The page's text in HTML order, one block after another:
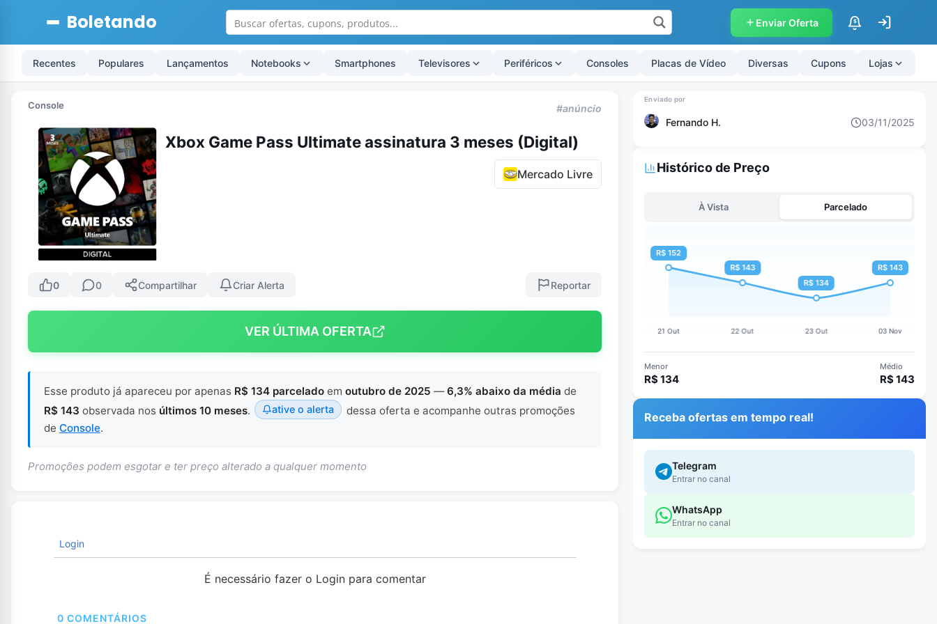
Boletando Enviar Oferta $
Recentes Populares Lançamentos Notebooks Smartphones Televisores Periféricos Consoles Placas de Vídeo Diversas Cupons Lojas
Console #anúncio
Xbox Game Pass Ultimate assinatura 3 meses (Digital)
Mercado Livre
0 0 Compartilhar Criar Alerta Reportar
VER ÚLTIMA OFERTA
Esse produto já apareceu por apenas R$ 134 parcelado em outubro de 2025 —6,3% abaixo da média de
R$ 143 observada nos últimos 10 meses. ative o alerta
dessa oferta e acompanhe outras promoções
de Console.
Promoções podem esgotar e ter preço alterado a qualquer momento
Login
É necessário fazer o Login para comentar
0 COMENTÁRIOS
Fernando H. 03/11/2025
Histórico de Preço
À Vista Parcelado
Menor
R$ 134
Médio
R$ 143
Receba ofertas em tempo real!
Telegram
Entrar no canal
WhatsApp
Entrar no canal